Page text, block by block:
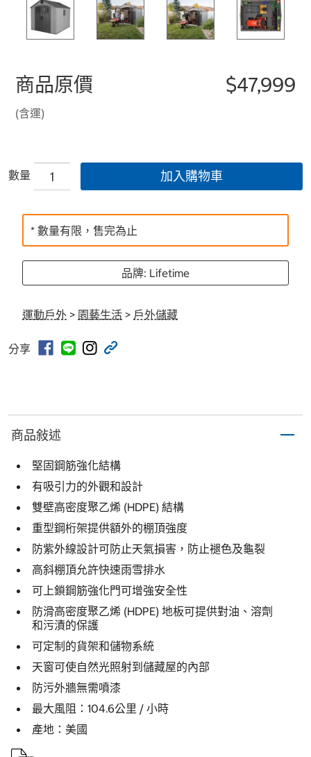
商品原價 $47,999
(含運)
數量 加入購物車
* 數量有限，售完為止
品牌: Lifetime
運動戶外 > 園藝生活 > 戶外儲藏
分享
商品敍述
堅固鋼筋強化結構
有吸引力的外觀和設計
雙壁高密度聚乙烯 (HDPE) 結構
重型鋼桁架提供額外的棚頂強度
防紫外線設計可防止天氣損害，防止褪色及龜裂
高斜棚頂允許快速雨雪排水
可上鎖鋼筋強化門可增強安全性
防滑高密度聚乙烯 (HDPE) 地板可提供對油、溶劑
和污漬的保護
可定制的貨架和儲物系統
天窗可使自然光照射到儲藏屋的內部
防污外牆無需噴漆
最大風阻：104.6公里 / 小時
產地：美國